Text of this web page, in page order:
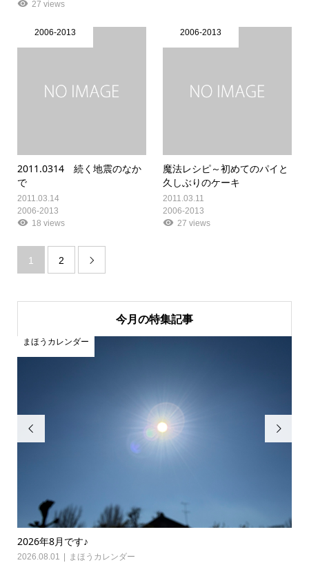
27 views
2006-2013
2011.0314 続く地震のなか
で
2011.03.14
2006-2013
18 views
2006-2013
魔法レシピ～初めてのパイと
久しぶりのケーキ
2011.03.11
2006-2013
27 views
1 2 
今月の特集記事

2026年8月です♪
2026.08.01 まほうカレンダー
まほうカレンダー
